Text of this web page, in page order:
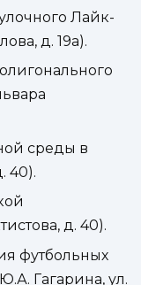
Лайк-
д. 19а).
среды в
40).
д. 40).
футбольных
Гагарина, ул.